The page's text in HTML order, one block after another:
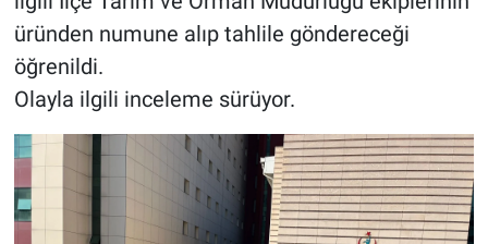
üründen numune alıp tahlile göndereceği
öğrenildi.
Olayla ilgili inceleme sürüyor.